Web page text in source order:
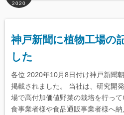
2020
神戸新聞に植物工場の
した
各位 2020年10月8日付け神戸新聞
掲載されました。 当社は、研究開
場で高付加価値野菜の栽培を行っ
食事業者様や食品通販事業者様へ